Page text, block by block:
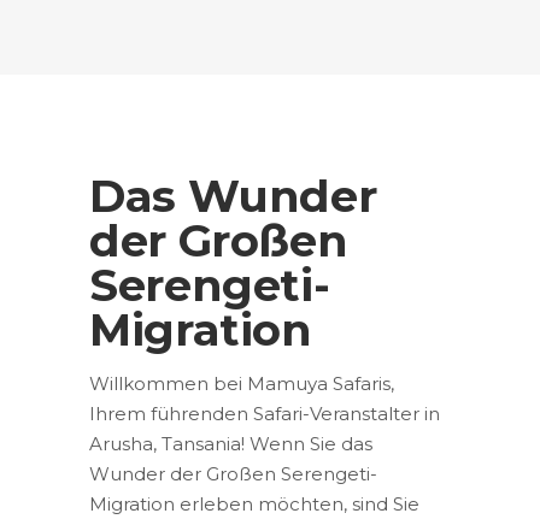
Das Wunder
der Großen
Serengeti-
Migration
Willkommen bei Mamuya Safaris,
Ihrem führenden Safari-Veranstalter in
Arusha, Tansania! Wenn Sie das
Wunder der Großen Serengeti-
Migration erleben möchten, sind Sie